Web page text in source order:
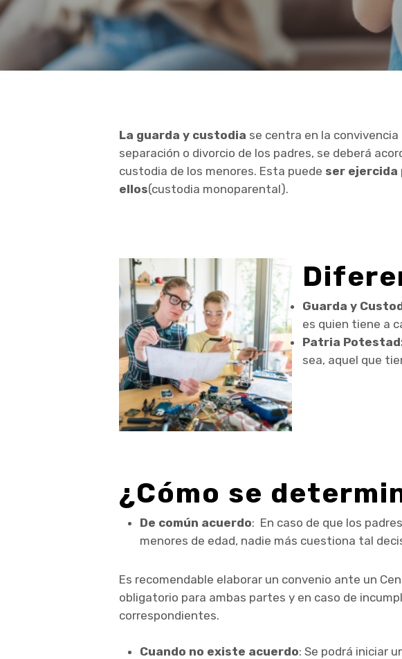
Hit enter to search or ESC to close
La guarda y custodia se centra en la
separación o divorcio de los padres, se deberá
custodia de los menores. Esta puede ser ejercida
ellos(custodia monoparental).
Guarda y
es quien tiene a
Patria
sea, aquel que
¿Cómo se
De común acuerdo: En caso de que los
menores de edad, nadie más cuestiona tal
Es recomendable elaborar un convenio ante un
obligatorio para ambas partes y en caso de
correspondientes.
Cuando no existe acuerdo: Se podrá iniciar